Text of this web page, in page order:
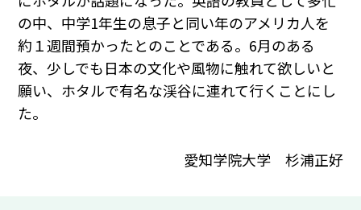
の中、中学1年生の息子と同い年のアメリカ人を
約１週間預かったとのことである。6月のある
夜、少しでも日本の文化や風物に触れて欲しいと
願い、ホタルで有名な渓谷に連れて行くことにし
た。
愛知学院大学 杉浦正好